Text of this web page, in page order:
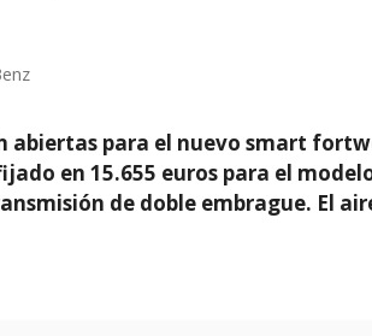
abiertas para el nuevo smart
en 15.655 euros para el
de doble embrague. El